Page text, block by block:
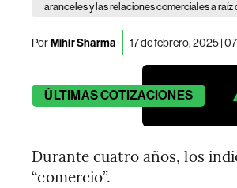
aranceles y las relaciones comerciales a
PorMihir Sharma 17 de febrero, 2025 |
ÚLTIMASCOTIZACIONES
Durante cuatro años, los
“comercio”.